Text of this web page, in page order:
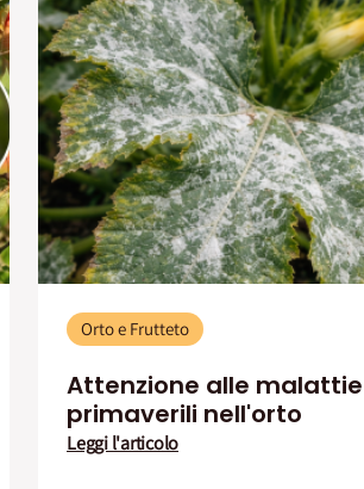
Orto e Frutteto
Attenzione alle
primaverili nell'orto
Leggi l'articolo